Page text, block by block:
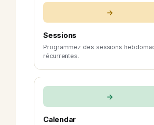
→
Sessions
Programmez des sessions
récurrentes.
→
Calendar